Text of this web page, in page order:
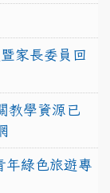
家長委員回
教學資源已
年綠色旅遊專